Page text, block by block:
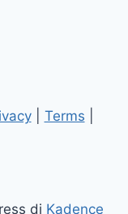
| Terms
di Kadence